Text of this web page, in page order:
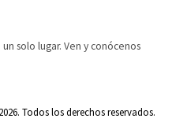
solo lugar. Ven y conócenos
Todos los derechos reservados.